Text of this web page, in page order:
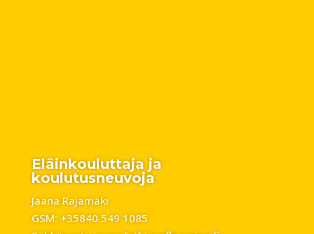
Eläinkouluttaja ja
koulutusneuvoja
Jaana Rajamäki
GSM: +35840 549 1085